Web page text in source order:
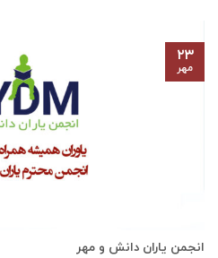
انجمن یاران دانش و مهر
۲۳
مهر